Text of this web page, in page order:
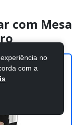
com Mesa
no
com a